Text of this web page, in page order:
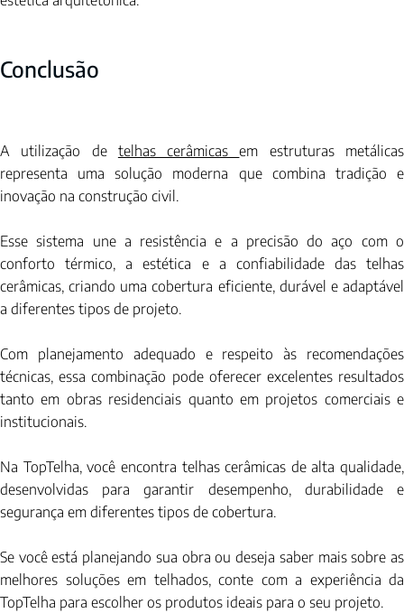
Conclusão
A utilização de telhas cerâmicas em estruturas metálicas
representa uma solução moderna que combina tradição e
inovação na construção civil.
Esse sistema une a resistência e a precisão do aço com o
conforto térmico, a estética e a confiabilidade das telhas
cerâmicas, criando uma cobertura eficiente, durável e adaptável
a diferentes tipos de projeto.
Com planejamento adequado e respeito às recomendações
técnicas, essa combinação pode oferecer excelentes resultados
tanto em obras residenciais quanto em projetos comerciais e
institucionais.
Na TopTelha, você encontra telhas cerâmicas de alta qualidade,
desenvolvidas para garantir desempenho, durabilidade e
segurança em diferentes tipos de cobertura.
Se você está planejando sua obra ou deseja saber mais sobre as
melhores soluções em telhados, conte com a experiência da
TopTelha para escolher os produtos ideais para o seu projeto.